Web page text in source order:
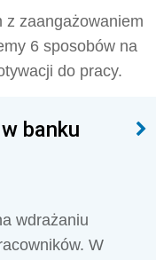
z zaangażowaniem
6 sposobów na
do pracy.
banku
wdrażaniu
W